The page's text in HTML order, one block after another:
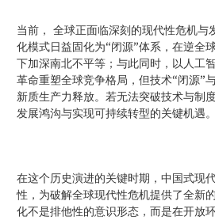
当前， 全球正面临深刻的现代性危机与
化模式日益固化为“闭源”体系，在逆全
下加深南北不平等；与此同时，以人工
革命重塑全球竞争格局，但技术“闭源”
新质生产力释放。若无法突破技术与制
发展鸿沟与实现可持续转型的关键机遇。
在这个历史演进的关键时期，中国式现
性，为破解全球现代性危机提供了全新
化不是排他性的意识形态，而是在开放